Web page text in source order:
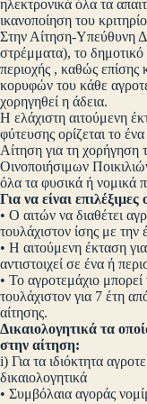
ηλεκτρονικά όλα τα
ικανοποίηση του
Στην Αίτηση-Υπεύθυνη
στρέμματα), το
περιοχής , καθώς επίσης
κορυφών του κάθε
χορηγηθεί η άδεια.
Η ελάχιστη αιτούμενη
φύτευσης ορίζεται το
Αίτηση για τη χορήγηση
Οινοποιήσιμων
όλα τα φυσικά ή νομικά
Για να είναι
• Ο αιτών να διαθέτει
τουλάχιστον ίσης με την
• Η αιτούμενη έκταση
αντιστοιχεί σε ένα ή
• Το αγροτεμάχιο μπορεί
τουλάχιστον για 7 έτη
αίτησης.
Δικαιολογητικά τα
στην αίτηση:
i) Για τα ιδιόκτητα
δικαιολογητικά
• Συμβόλαια αγοράς